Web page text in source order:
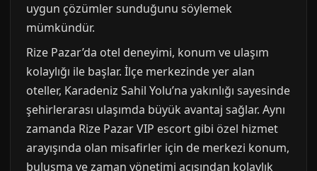
uygun çözümler sunduğunu söylemek
mümkündür.
Rize Pazar’da otel deneyimi, konum ve ulaşım
kolaylığı ile başlar. İlçe merkezinde yer alan
oteller, Karadeniz Sahil Yolu’na yakınlığı sayesinde
şehirlerarası ulaşımda büyük avantaj sağlar. Aynı
zamanda Rize Pazar VIP escort gibi özel hizmet
arayışında olan misafirler için de merkezi konum,
buluşma ve zaman yönetimi açısından kolaylık